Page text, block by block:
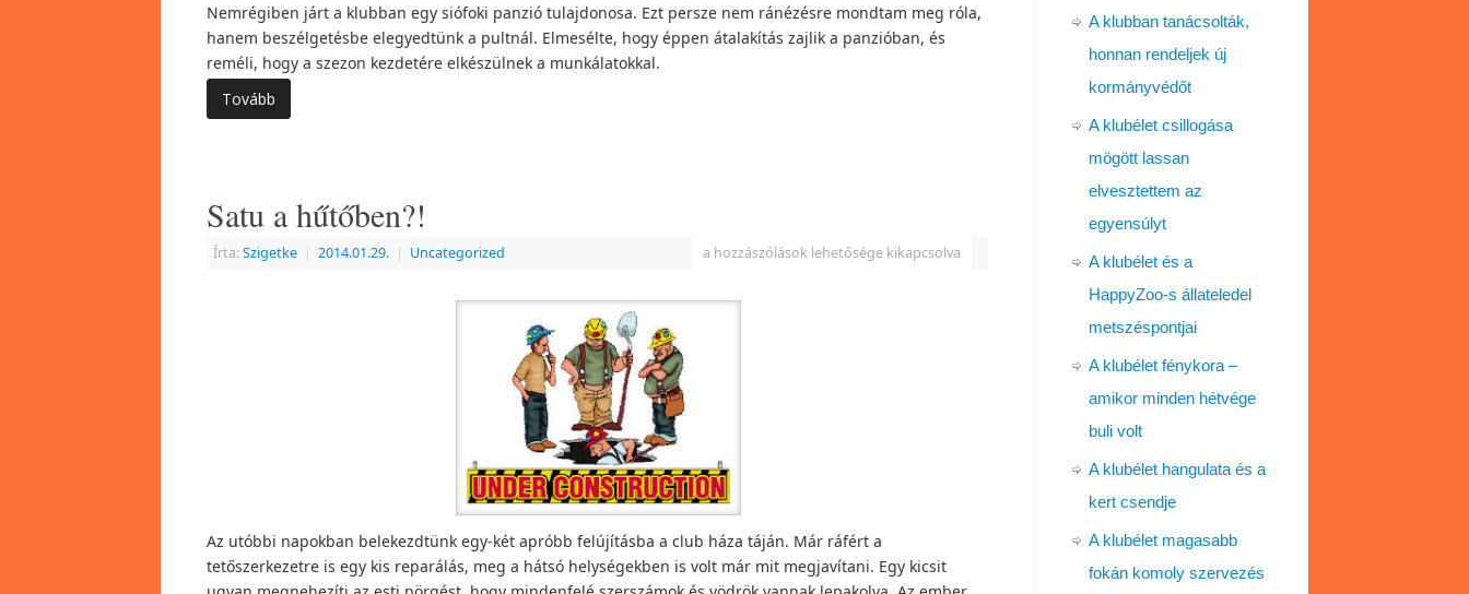
Nemrégiben járt a klubban egy siófoki panzió tulajdonosa. Ezt persze nem ránézésre mondtam meg róla,
hanem beszélgetésbe elegyedtünk a pultnál. Elmesélte, hogy éppen átalakítás zajlik a panzióban, és
reméli, hogy a szezon kezdetére elkészülnek a munkálatokkal.
Tovább
Satu a hűtőben?!
Írta:Szigetke | 2014.01.29. | Uncategorized a hozzászólások lehetősége kikapcsolva
Az utóbbi napokban belekezdtünk egy-két apróbb felújításba a club háza táján. Már ráfért a
tetőszerkezetre is egy kis reparálás, meg a hátsó helységekben is volt már mit megjavítani. Egy kicsit
A klubban tanácsolták,
honnan rendeljek új
kormányvédőt
A klubélet csillogása
mögött lassan
elvesztettem az
egyensúlyt
A klubélet és a
HappyZoo-s állateledel
metszéspontjai
A klubélet fénykora –
amikor minden hétvége
buli volt
A klubélet hangulata és a
kert csendje
A klubélet magasabb
fokán komoly szervezés